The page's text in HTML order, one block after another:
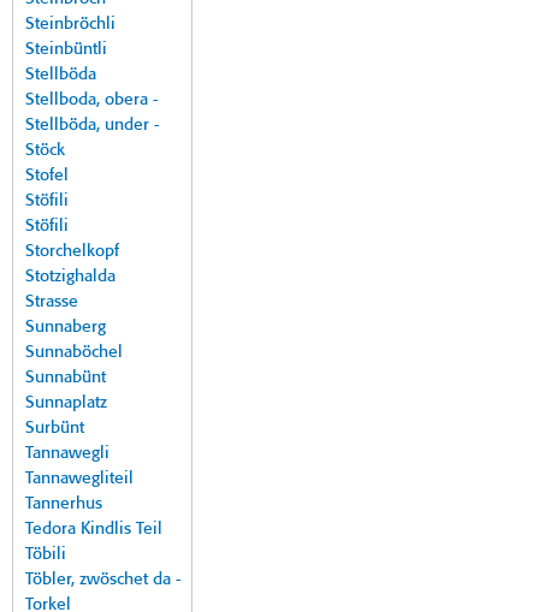
Steinbröchli
Steinbüntli
Stellböda
Stellboda, obera -
Stellböda, under -
Stöck
Stofel
Stöfili
Stöfili
Storchelkopf
Stotzighalda
Strasse
Sunnaberg
Sunnaböchel
Sunnabünt
Sunnaplatz
Surbünt
Tannawegli
Tannawegliteil
Tannerhus
Tedora Kindlis Teil
Töbili
Töbler, zwöschet da -
Torkel